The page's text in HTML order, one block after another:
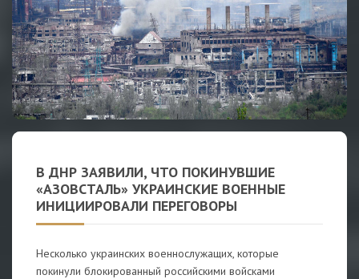
В ДНР ЗАЯВИЛИ, ЧТО ПОКИНУВШИЕ
«АЗОВСТАЛЬ» УКРАИНСКИЕ ВОЕННЫЕ
ИНИЦИИРОВАЛИ ПЕРЕГОВОРЫ
Несколько украинских военнослужащих, которые
покинули блокированный российскими войсками